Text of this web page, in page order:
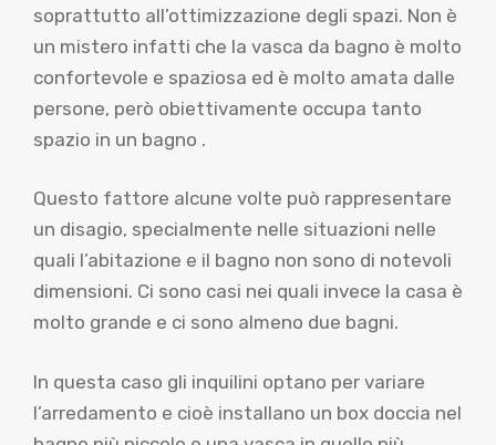
soprattutto all’ottimizzazione degli spazi. Non è
un mistero infatti che la vasca da bagno è molto
confortevole e spaziosa ed è molto amata dalle
persone, però obiettivamente occupa tanto
spazio in un bagno .
Questo fattore alcune volte può rappresentare
un disagio, specialmente nelle situazioni nelle
quali l’abitazione e il bagno non sono di notevoli
dimensioni. Ci sono casi nei quali invece la casa è
molto grande e ci sono almeno due bagni.
In questa caso gli inquilini optano per variare
l’arredamento e cioè installano un box doccia nel